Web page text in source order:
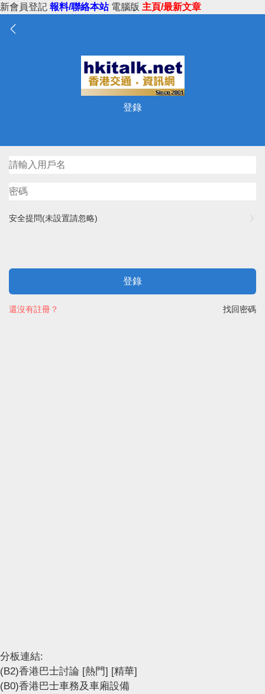
新會員登記 報料/聯絡本站 電腦版 主頁/最新文章
登錄
安全提問(未設置請忽略)
登錄
找回密碼
還沒有註冊？
分板連結:
(B2)香港巴士討論 [熱門] [精華]
(B0)香港巴士車務及車廂設備